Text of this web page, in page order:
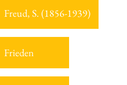
Freud, S. (1856-1939)
Frieden